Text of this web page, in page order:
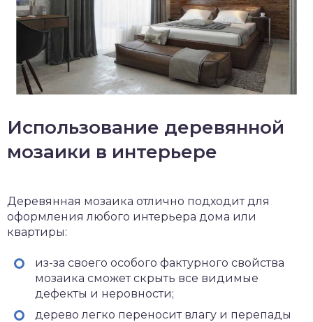
Использование деревянной
мозаики в интерьере
Деревянная мозаика отлично подходит для
оформления любого интерьера дома или
квартиры:
из-за своего особого фактурного свойства
мозаика сможет скрыть все видимые
дефекты и неровности;
дерево легко переносит влагу и перепады